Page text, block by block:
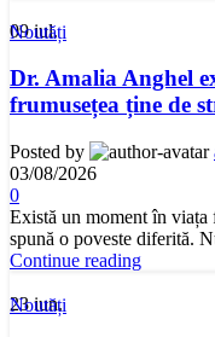
09iul.
Noutăți
Dr. Amalia Anghel
frumusețea ține de
Posted by
03/08/2026
0
Există un moment în viața
spună o poveste diferită.
Continue reading
23iun.
Noutăți